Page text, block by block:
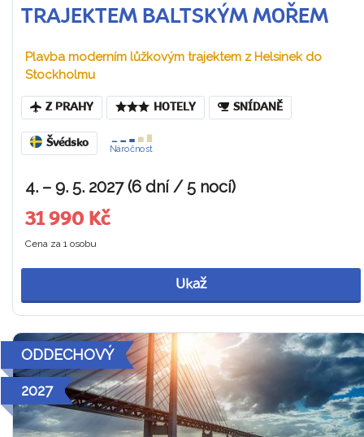
TRAJEKTEM BALTSKÝM MOŘEM
Plavba moderním lůžkovým trajektem z Helsinek do
Stockholmu
Z PRAHY HOTELY SNÍDANĚ
Švédsko
Náročnost
4. – 9. 5. 2027 (6 dní / 5 nocí)
31 990 Kč
Cena za 1 osobu
Ukaž
ODDECHOVÝ
2027